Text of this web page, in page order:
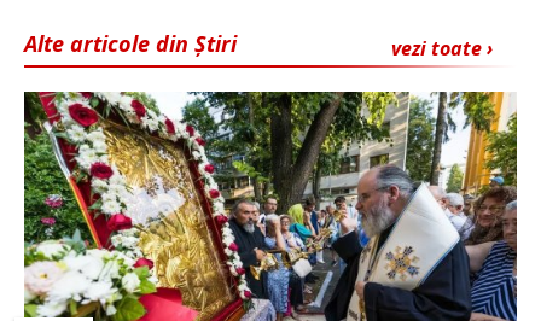
vezi toate ›
Alte articole din Știri